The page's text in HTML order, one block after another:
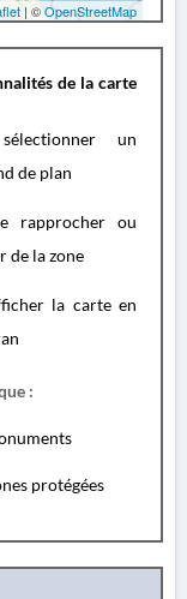
| ©OpenStreetMap
de la carte
un
de plan
rapprocher ou
de la zone
la carte en
:
protégées